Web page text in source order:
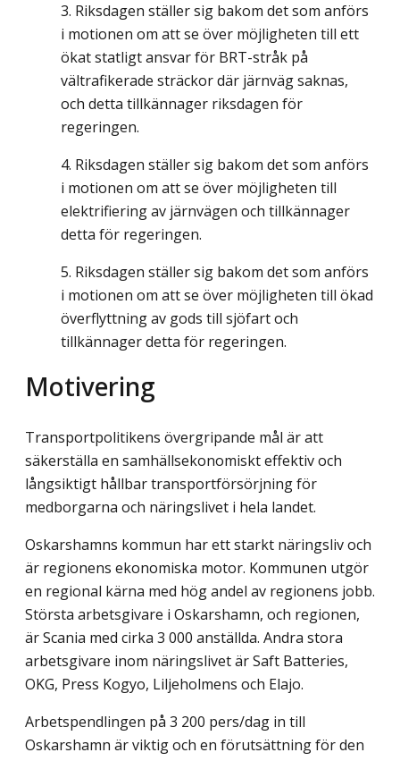
Riksdagen ställer sig bakom det som anförs
i motionen om att se över möjligheten till ett
ökat statligt ansvar för BRT-stråk på
vältrafikerade sträckor där järnväg saknas,
och detta tillkännager riksdagen för
regeringen.
Riksdagen ställer sig bakom det som anförs
i motionen om att se över möjligheten till
elektrifiering av järnvägen och tillkännager
detta för regeringen.
Riksdagen ställer sig bakom det som anförs
i motionen om att se över möjligheten till ökad
överflyttning av gods till sjöfart och
tillkännager detta för regeringen.
Motivering
Transportpolitikens övergripande mål är att
säkerställa en samhällsekonomiskt effektiv och
långsiktigt hållbar transportförsörjning för
medborgarna och näringslivet i hela landet.
Oskarshamns kommun har ett starkt näringsliv och
är regionens ekonomiska motor. Kommunen utgör
en regional kärna med hög andel av regionens jobb.
Största arbets­givare i Oskarshamn, och regionen,
är Scania med cirka 3 000 anställda. Andra stora
arbetsgivare inom näringslivet är Saft Batteries,
OKG, Press Kogyo, Liljeholmens och Elajo.
Arbetspendlingen på 3 200 pers/dag in till
Oskarshamn är viktig och en förutsättning för den